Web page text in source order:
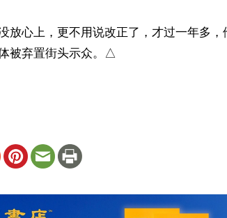
放心上，更不用说改正了，才过一年多，
被弃置街头示众。△